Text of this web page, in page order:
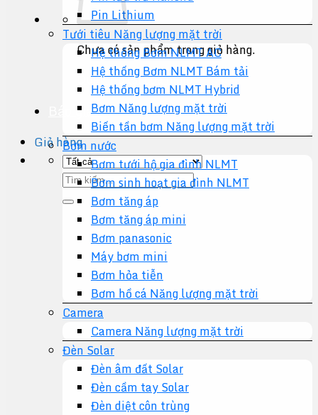
Chưa có sản phẩm trong giỏ hàng.
Quay trở lại cửa hàng
Báo giá +
Giỏ hàng
Tìm
kiếm:
Pin Lithium
Tưới tiêu Năng lượng mặt trời
Hệ thống Bơm NLMT AC
Hệ thống Bơm NLMT Bám tải
Hệ thống bơm NLMT Hybrid
Bơm Năng lượng mặt trời
Biến tần bơm Năng lượng mặt trời
Bơm nước
Bơm tưới hộ gia đình NLMT
Bơm sinh hoạt gia đình NLMT
Bơm tăng áp
Bơm tăng áp mini
Bơm panasonic
Máy bơm mini
Bơm hỏa tiễn
Bơm hồ cá Năng lượng mặt trời
Camera
Camera Năng lượng mặt trời
Đèn Solar
Đèn âm đất Solar
Đèn cầm tay Solar
Đèn diệt côn trùng